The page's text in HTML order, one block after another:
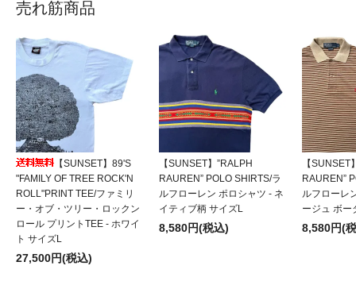
売れ筋商品
【SUNSET】89'S
"FAMILY OF TREE ROCK'N
ROLL"PRINT TEE/ファミリ
ー・オブ・ツリー・ロックン
ロール プリントTEE - ホワイ
ト サイズL
27,500円(税込)
【SUNSET】”RALPH
RAUREN” POLO SHIRTS/ラ
ルフローレン ポロシャツ - ネ
イティブ柄 サイズL
8,580円(税込)
【SUNSET
RAUREN”
ルフローレ
ージュ ボー
8,580円(